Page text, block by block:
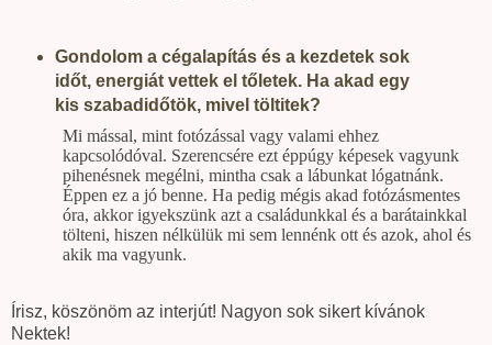
Gondolom a cégalapítás és a kezdetek sok
időt, energiát vettek el tőletek. Ha akad egy
kis szabadidőtök, mivel töltitek?
Mi mással, mint fotózással vagy valami ehhez
kapcsolódóval. Szerencsére ezt éppúgy képesek vagyunk
pihenésnekmegélni, mintha csak a lábunkat lógatnánk.
Éppen ez a jó benne. Ha pedig mégis akad fotózásmentes
óra, akkor igyekszünk azt a családunkkal és a barátainkkal
tölteni, hiszen nélkülük mi sem lennénk ott és azok, ahol és
akik ma vagyunk.
Írisz, köszönöm az interjút! Nagyon sok sikert kívánok
Nektek!